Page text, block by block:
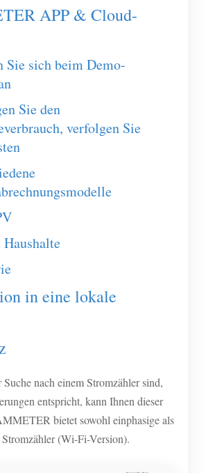
Zähler
Energieprognose und Simulation
für Fabriken
Center
Aktivitäten
APP & Cloud-
Sie sich beim Demo-
Sie den
verfolgen Sie
in eine lokale
nach einem Stromzähler sind,
entspricht, kann Ihnen dieser
bietet sowohl einphasige als
(Wi-Fi-Version).